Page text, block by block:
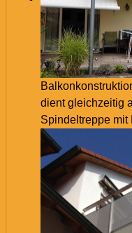
dient gleichzeitig
Spindeltreppe mit